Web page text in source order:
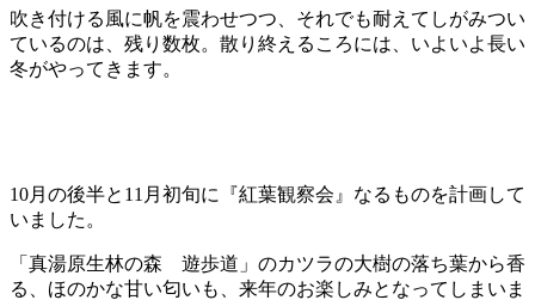
吹き付ける風に帆を震わせつつ、それでも耐えてしがみつい
ているのは、残り数枚。散り終えるころには、いよいよ長い
冬がやってきます。
10月の後半と11月初旬に『紅葉観察会』なるものを計画して
いました。
「真湯原生林の森 遊歩道」のカツラの大樹の落ち葉から香
る、ほのかな甘い匂いも、来年のお楽しみとなってしまいま